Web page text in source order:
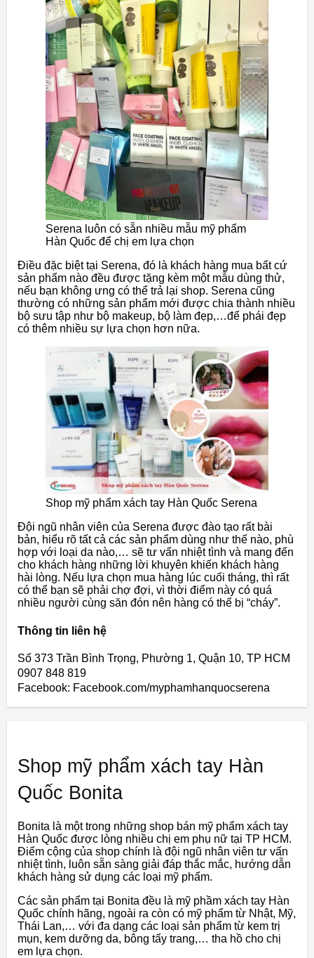
Serena luôn có sẵn nhiều mẫu mỹ phẩm
Hàn Quốc để chị em lựa chọn
Điều đặc biệt tại Serena, đó là khách hàng mua bất cứ
sản phẩm nào đều được tặng kèm một mẫu dùng thử,
nếu bạn không ưng có thể trả lại shop. Serena cũng
thường có những sản phẩm mới được chia thành nhiều
bộ sưu tập như bộ makeup, bộ làm đẹp,…để phái đẹp
có thêm nhiều sự lựa chọn hơn nữa.
Shop mỹ phẩm xách tay Hàn Quốc Serena
Đội ngũ nhân viên của Serena được đào tạo rất bài
bản, hiểu rõ tất cả các sản phẩm dùng như thế nào, phù
hợp với loại da nào,… sẽ tư vấn nhiệt tình và mang đến
cho khách hàng những lời khuyên khiến khách hàng
hài lòng. Nếu lựa chọn mua hàng lúc cuối tháng, thì rất
có thể bạn sẽ phải chợ đợi, vì thời điểm này có quá
nhiều người cùng săn đón nên hàng có thể bị “cháy”.
Thông tin liên hệ
Số 373 Trần Bình Trọng, Phường 1, Quận 10, TP HCM
0907 848 819
Facebook: Facebook.com/myphamhanquocserena
Shop mỹ phẩm xách tay Hàn
Quốc Bonita
Bonita là một trong những shop bán mỹ phẩm xách tay
Hàn Quốc được lòng nhiều chị em phụ nữ tại TP HCM.
Điểm cộng của shop chính là đội ngũ nhân viên tư vấn
nhiệt tình, luôn sẵn sàng giải đáp thắc mắc, hướng dẫn
khách hàng sử dụng các loại mỹ phẩm.
Các sản phẩm tại Bonita đều là mỹ phầm xách tay Hàn
Quốc chính hãng, ngoài ra còn có mỹ phẩm từ Nhật, Mỹ,
Thái Lan,… với đa dạng các loại sản phẩm từ kem trị
mụn, kem dưỡng da, bông tẩy trang,… tha hồ cho chị
em lựa chọn.